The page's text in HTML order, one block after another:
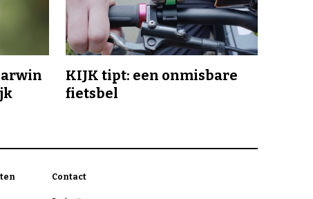
KIJK tipt: een onmisbare
fietsbel
Contact